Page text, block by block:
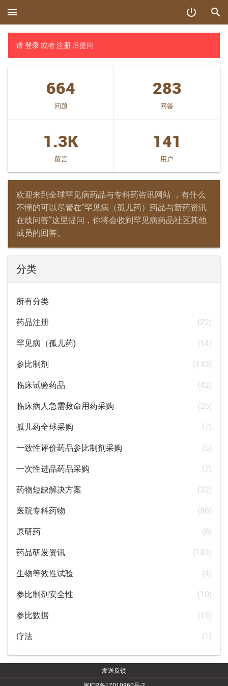
menu power_settings_new search
请登录或者注册 后提问
664
问题
283
回答
1.3K
留言
141
用户
欢迎来到全球罕见病药品与专科药咨讯网站 ，有什么
不懂的可以尽管在”罕见病（孤儿药）药品与新药资讯
在线问答”这里提问，你将会收到罕见病药品社区其他
成员的回答。
分类
所有分类
药品注册
(22)
罕见病（孤儿药)
(14)
参比制剂
(143)
临床试验药品
(42)
临床病人急需救命用药采购
(25)
孤儿药全球采购
(7)
一致性评价药品参比制剂采购
(5)
一次性进品药品采购
(7)
药物短缺解决方案
(32)
医院专科药物
(86)
原研药
(6)
药品研发资讯
(183)
生物等效性试验
(4)
参比制剂安全性
(10)
参比数据
(15)
疗法
(1)
发送反馈